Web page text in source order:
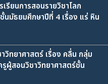
เรียนการสอนรายวิชาโลก
นมัธยมศึกษาปีที่ 4 เรื่อง แร่ หิน
วิทยาศาสตร์ เรื่อง คลื่น กลุ่ม
รูผู้สอนวิชาวิทยาศาสตร์ชั้น